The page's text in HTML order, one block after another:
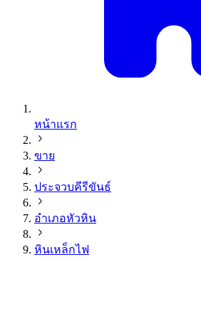
หน้าแรก
ขาย
ประจวบคีรีขันธ์
อำเภอหัวหิน
หินเหล็กไฟ